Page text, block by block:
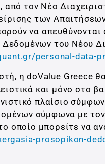
από τον Νέο
των
να
του Νέου
personal-data-
η doValue Greece
και μόνο στο
πλαίσιο
σύμφωνα με
οποίο μπορείτε να
prosopikon-